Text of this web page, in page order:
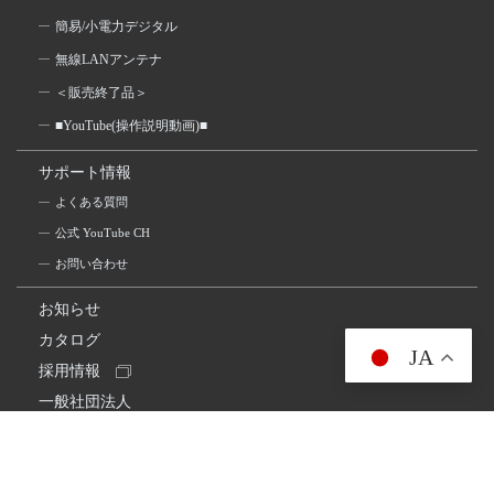
簡易/小電力デジタル
無線LANアンテナ
＜販売終了品＞
■YouTube(操作説明動画)■
サポート情報
よくある質問
公式 YouTube CH
お問い合わせ
お知らせ
カタログ
採用情報
一般社団法人
JA